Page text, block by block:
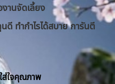
งานจัดเลี้ยง
ดี ทำกำไรได้สบาย การันตี
ส่ใจคุณภาพ